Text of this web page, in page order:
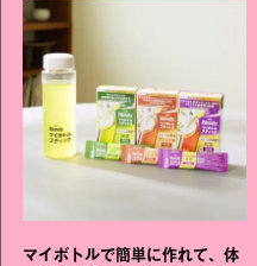
マイボトルで簡単に作れて、体